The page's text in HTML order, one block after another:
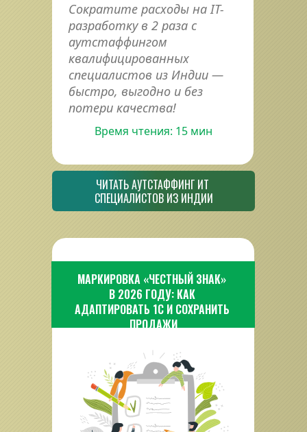
Сократите расходы на IT-
разработку в 2 раза с
аутстаффингом
квалифицированных
специалистов из Индии —
быстро, выгодно и без
потери качества!
ЧИТАТЬ АУТСТАФФИНГ ИТ
СПЕЦИАЛИСТОВ ИЗ ИНДИИ
Время чтения: 15 мин
МАРКИРОВКА «ЧЕСТНЫЙ ЗНАК»
В 2026 ГОДУ: КАК
АДАПТИРОВАТЬ 1С И СОХРАНИТЬ
ПРОДАЖИ